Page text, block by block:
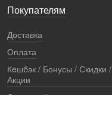
Покупателям
Доставка
Оплата
Кeшбэк / Бонусы / Скидки /
Акции
Остерегайтесь подделок